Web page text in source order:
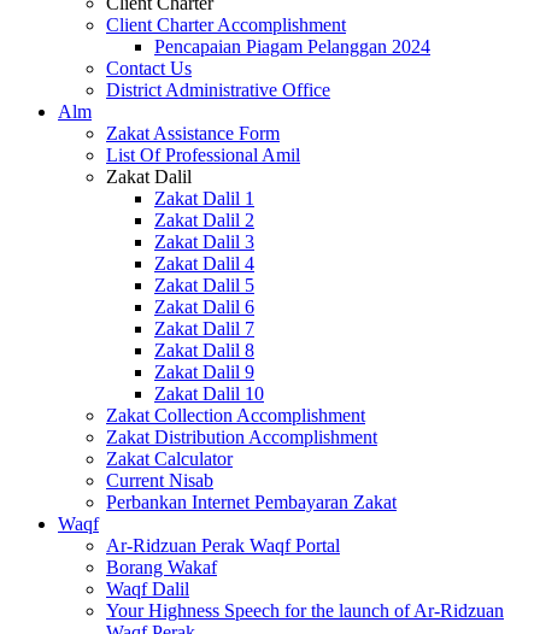
Client Charter Accomplishment
Pencapaian Piagam Pelanggan 2024
Contact Us
District Administrative Office
Alm
Zakat Assistance Form
List Of Professional Amil
Zakat Dalil
Zakat Dalil 1
Zakat Dalil 2
Zakat Dalil 3
Zakat Dalil 4
Zakat Dalil 5
Zakat Dalil 6
Zakat Dalil 7
Zakat Dalil 8
Zakat Dalil 9
Zakat Dalil 10
Zakat Collection Accomplishment
Zakat Distribution Accomplishment
Zakat Calculator
Current Nisab
Perbankan Internet Pembayaran Zakat
Waqf
Ar-Ridzuan Perak Waqf Portal
Borang Wakaf
Waqf Dalil
Your Highness Speech for the launch of Ar-Ridzuan